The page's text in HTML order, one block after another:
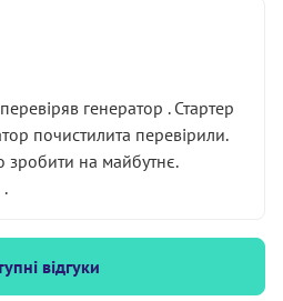
генератор . Стартер
почистилита перевірили.
на майбутнє.
відгуки